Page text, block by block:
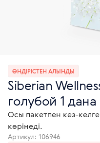
ӨНДІРІСТЕН АЛЫНДЫ
Siberian
голубой 1 дана
Осы пакетпен кез-
көрінеді.
Артикул: 106946